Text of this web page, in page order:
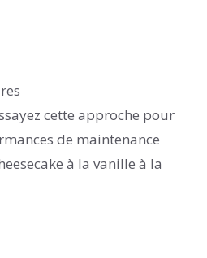
cette approche pour
de maintenance
à la vanille à la